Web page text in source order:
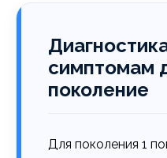
симптомам
поколение
Для поколения 1